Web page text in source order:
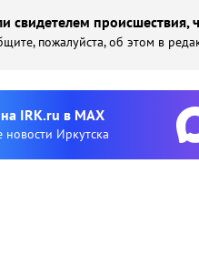
свидетелем происшествия,
пожалуйста, об этом в
IRK.ru в MAX
новости Иркутска